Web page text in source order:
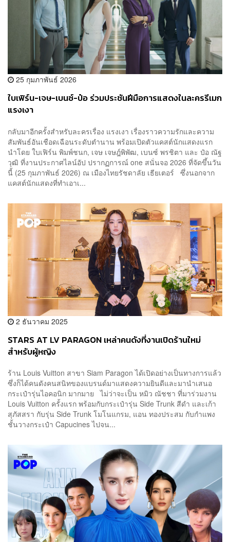
25 กุมภาพันธ์ 2026
ใบเฟิร์น-เจษ-เบนซ์-ป๋อ ร่วมประชันฝีมือการแสดงในละครรีเมก
แรงเงา
กลับมาอีกครั้งสำหรับละครเรื่อง แรงเงา เรื่องราวความรักและความ
สัมพันธ์อันเชือดเฉือนระดับตำนาน พร้อมเปิดตัวแคสต์นักแสดงแรก
นำโดย ใบเฟิร์น พิมพ์ชนก, เจษ เจษฎ์พิพัฒ, เบนซ์ พรชิตา และ ป๋อ ณัฐ
วุฒิ ที่งานประกาศไลน์อัป ปรากฏการณ์ one สนั่นจอ 2026 ที่จัดขึ้นวัน
นี้ (25 กุมภาพันธ์ 2026) ณ เมืองไทยรัชดาลัย เธียเตอร์ ซึ่งนอกจาก
แคสต์นักแสดงที่ทำเอาเ...
2 ธันวาคม 2025
STARS AT LV PARAGON เหล่าคนดังที่งานเปิดร้านใหม่
สำหรับผู้หญิง
ร้าน Louis Vuitton สาขา Siam Paragon ได้เปิดอย่างเป็นทางการแล้ว
ซึ่งก็ได้คนดังคนสนิทของแบรนด์มาแสดงความยินดีและมานำเสนอ
กระเป๋ารุ่นไอคอนิก มากมาย ไม่ว่าจะเป็น หมิว ณัชชา ที่มาร่วมงาน
Louis Vuitton ครั้งแรก พร้อมกับกระเป๋ารุ่น Side Trunk สีดำ และเก้า
สุภัสสรา กับรุ่น Side Trunk โมโนแกรม, แอน ทองประสม กับกำแพง
ชั้นวางกระเป๋า Capucines ไปจน...